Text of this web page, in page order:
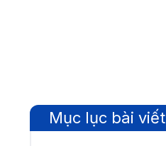
Mục lục bài viết